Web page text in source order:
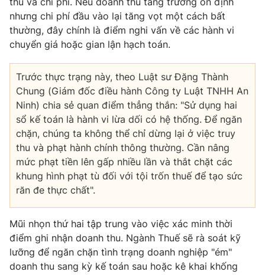
nhưng chi phí đầu vào lại tăng vọt một cách bất
thường, đây chính là điểm nghi vấn về các hành vi
chuyển giá hoặc gian lận hạch toán.
Trước thực trạng này, theo Luật sư Đặng Thành
Chung (Giám đốc điều hành Công ty Luật TNHH An
Ninh) chia sẻ quan điểm thẳng thắn: "Sử dụng hai
sổ kế toán là hành vi lừa dối có hệ thống. Để ngăn
chặn, chúng ta không thể chỉ dừng lại ở việc truy
thu và phạt hành chính thông thường. Cần nâng
mức phạt tiền lên gấp nhiều lần và thắt chặt các
khung hình phạt tù đối với tội trốn thuế để tạo sức
răn đe thực chất".
Mũi nhọn thứ hai tập trung vào việc xác minh thời
điểm ghi nhận doanh thu. Ngành Thuế sẽ rà soát kỹ
lưỡng để ngăn chặn tình trạng doanh nghiệp "ém"
doanh thu sang kỳ kế toán sau hoặc kê khai khống